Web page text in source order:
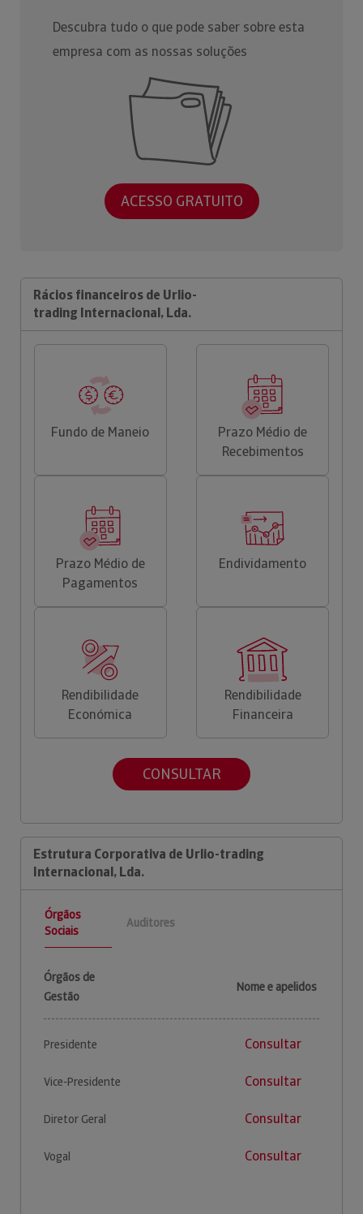
Descubra tudo o que pode saber sobre esta
empresa com as nossas soluções
ACESSO GRATUITO
Rácios financeiros de Urlio-
trading Internacional, Lda.
Fundo de Maneio
Prazo Médio de
Recebimentos
Prazo Médio de
Pagamentos
Endividamento
Rendibilidade
Económica
Rendibilidade
Financeira
CONSULTAR
Estrutura Corporativa de Urlio-trading
Internacional, Lda.
Órgãos
Sociais
Auditores
Órgãos de
Gestão
Nome e apelidos
Presidente Consultar
Vice-Presidente Consultar
Diretor Geral Consultar
Vogal Consultar